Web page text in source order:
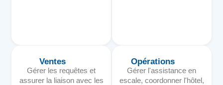
Ventes
Gérer les requêtes et
assurer la liaison avec les
Opérations
Gérer l'assistance en
escale, coordonner l'hôtel,